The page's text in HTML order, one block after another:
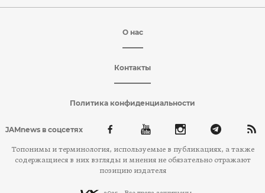
О нас
Контакты
Политика конфиденциальности
JAMnews в соцсетях
Топонимы и терминология, используемые в публикациях, а также
содержащиеся в них взгляды и мнения не обязательно отражают
позицию издателя